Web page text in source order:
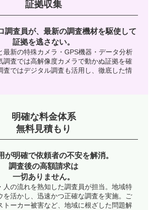
証拠収集
調査員が、最新の調査機材を駆使して
証拠を逃さない。
最新の特殊カメラ・GPS機器・データ分析
調査では高解像度カメラで動かぬ証拠を確
査ではデジタル調査も活用し、徹底した情
明確な料金体系
無料見積もり
が明確で依頼者の不安を解消。
調査後の高額請求は
一切ありません。
人の流れを熟知した調査員が担当。地域特
を活かし、迅速かつ正確な調査を実施。ご
トーカー被害など、地域に根ざした問題解